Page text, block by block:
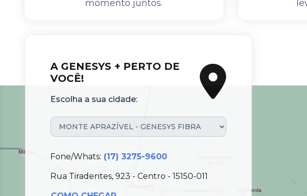
momento juntos.
A GENESYS + PERTO DE
VOCÊ!
Escolha a sua cidade:
Fone/Whats: (17) 3275-9600
Rua Tiradentes, 923 - Centro - 15150-011